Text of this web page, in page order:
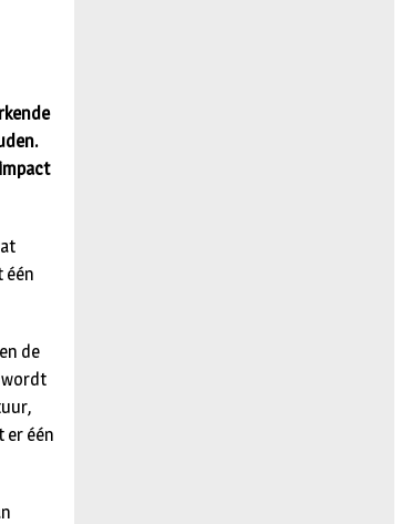
één
de
wordt
er één